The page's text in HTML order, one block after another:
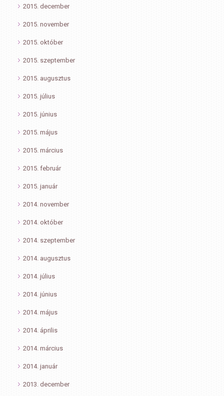
2015. december
2015. november
2015. október
2015. szeptember
2015. augusztus
2015. július
2015. június
2015. május
2015. március
2015. február
2015. január
2014. november
2014. október
2014. szeptember
2014. augusztus
2014. július
2014. június
2014. május
2014. április
2014. március
2014. január
2013. december